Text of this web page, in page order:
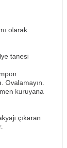
olarak
tanesi
Ovalamayın.
kuruyana
çıkaran